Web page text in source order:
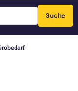
Suche
Menü